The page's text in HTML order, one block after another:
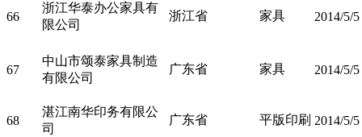
66
浙江华泰办公家具有
限公司
浙江省 家具 2014/5/5
67
中山市颂泰家具制造
有限公司
广东省 家具 2014/5/5
68
湛江南华印务有限公
司
广东省 平版印刷 2014/5/5